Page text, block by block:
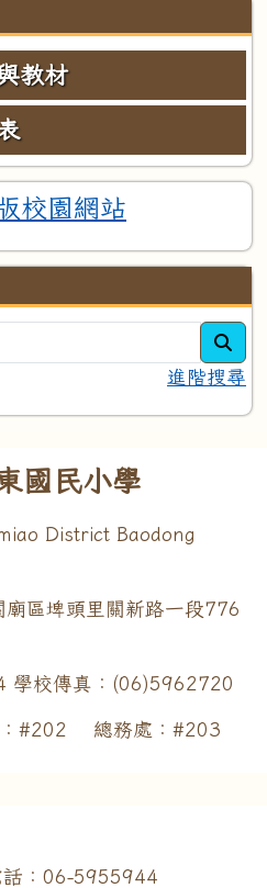
教材
校園網站
進階搜尋
國民小學
District Baodong
區埤頭里關新路一段776
學校傳真：(06)5962720
#202 總務處：#203
：06-5955944